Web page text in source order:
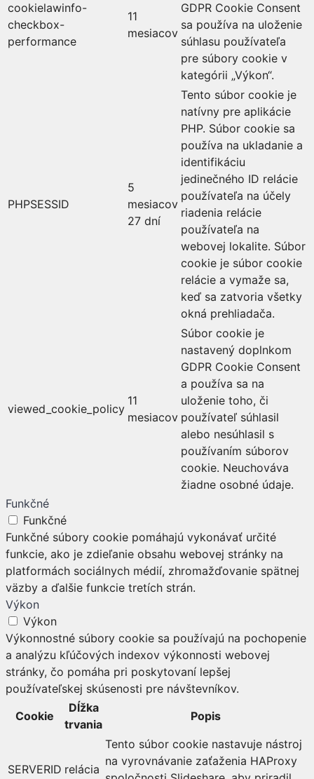
cookielawinfo-
checkbox-
performance
11
mesiacov
GDPR Cookie Consent
sa používa na uloženie
súhlasu používateľa
pre súbory cookie v
kategórii „Výkon“.
PHPSESSID
5
mesiacov
27 dní
Tento súbor cookie je
natívny pre aplikácie
PHP. Súbor cookie sa
používa na ukladanie a
identifikáciu
jedinečného ID relácie
používateľa na účely
riadenia relácie
používateľa na
webovej lokalite. Súbor
cookie je súbor cookie
relácie a vymaže sa,
keď sa zatvoria všetky
okná prehliadača.
viewed_cookie_policy
11
mesiacov
Súbor cookie je
nastavený doplnkom
GDPR Cookie Consent
a používa sa na
uloženie toho, či
používateľ súhlasil
alebo nesúhlasil s
používaním súborov
cookie. Neuchováva
žiadne osobné údaje.
Funkčné
Funkčné
Funkčné súbory cookie pomáhajú vykonávať určité
funkcie, ako je zdieľanie obsahu webovej stránky na
platformách sociálnych médií, zhromažďovanie spätnej
väzby a ďalšie funkcie tretích strán.
Výkon
Výkon
Výkonnostné súbory cookie sa používajú na pochopenie
a analýzu kľúčových indexov výkonnosti webovej
stránky, čo pomáha pri poskytovaní lepšej
používateľskej skúsenosti pre návštevníkov.
Cookie
Dĺžka
trvania
Popis
SERVERID relácia
Tento súbor cookie nastavuje nástroj
na vyrovnávanie zaťaženia HAProxy